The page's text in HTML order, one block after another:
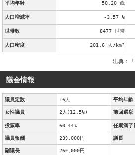
平均年齢 50.20 歳
人口増減率 -3.57 %
世帯数 8477 世帯
人口密度 201.6 人/km²
出典：
議会情報
議員定数 16人 平均年齢
女性議員 2人(12.5%) 前回選挙
投票率 60.44% 任期満了
議員報酬 239,000円 議長
副議長 260,000円